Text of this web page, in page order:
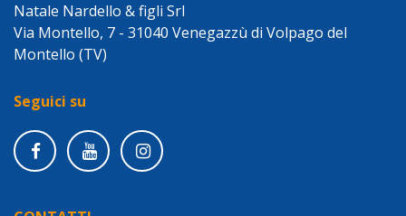
Natale Nardello & figli Srl
Via Montello, 7 - 31040 Venegazzù di Volpago del
Montello (TV)
Seguici su